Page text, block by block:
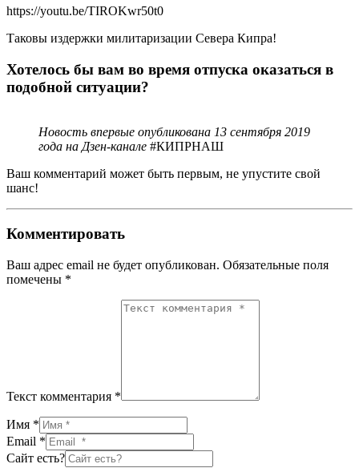
https://youtu.be/TIROKwr50t0
Таковы издержки милитаризации Севера Кипра!
Хотелось бы вам во время отпуска оказаться в
подобной ситуации?
Новость впервые опубликована 13 сентября 2019
года на Дзен-канале #КИПРНАШ
Ваш комментарий может быть первым, не упустите свой
шанс!
Комментировать
Ваш адрес email не будет опубликован. Обязательные поля
помечены *
Текст комментария *
Имя *
Email *
Сайт есть?